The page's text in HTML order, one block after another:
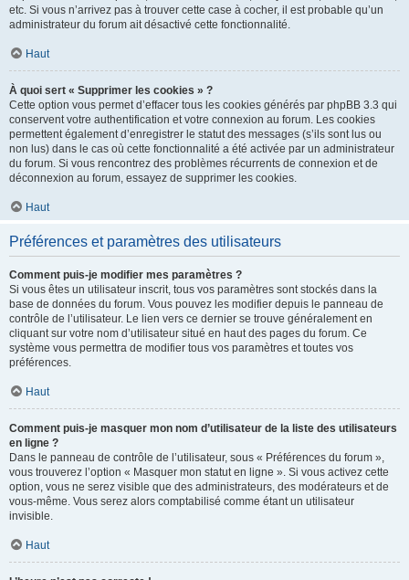
etc. Si vous n’arrivez pas à trouver cette case à cocher, il est probable qu’un
administrateur du forum ait désactivé cette fonctionnalité.
Haut
À quoi sert « Supprimer les cookies » ?
Cette option vous permet d’effacer tous les cookies générés par phpBB 3.3 qui
conservent votre authentification et votre connexion au forum. Les cookies
permettent également d’enregistrer le statut des messages (s’ils sont lus ou
non lus) dans le cas où cette fonctionnalité a été activée par un administrateur
du forum. Si vous rencontrez des problèmes récurrents de connexion et de
déconnexion au forum, essayez de supprimer les cookies.
Haut
Préférences et paramètres des utilisateurs
Comment puis-je modifier mes paramètres ?
Si vous êtes un utilisateur inscrit, tous vos paramètres sont stockés dans la
base de données du forum. Vous pouvez les modifier depuis le panneau de
contrôle de l’utilisateur. Le lien vers ce dernier se trouve généralement en
cliquant sur votre nom d’utilisateur situé en haut des pages du forum. Ce
système vous permettra de modifier tous vos paramètres et toutes vos
préférences.
Haut
Comment puis-je masquer mon nom d’utilisateur de la liste des utilisateurs
en ligne ?
Dans le panneau de contrôle de l’utilisateur, sous « Préférences du forum »,
vous trouverez l’option « Masquer mon statut en ligne ». Si vous activez cette
option, vous ne serez visible que des administrateurs, des modérateurs et de
vous-même. Vous serez alors comptabilisé comme étant un utilisateur
invisible.
Haut